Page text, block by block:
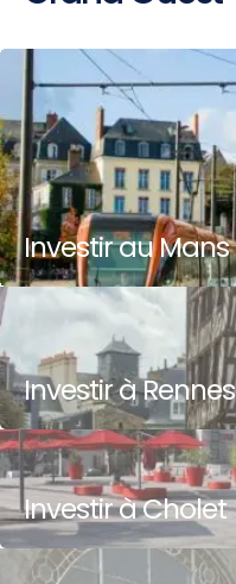
Investir au Mans
Investir à Rennes
Investir à Cholet